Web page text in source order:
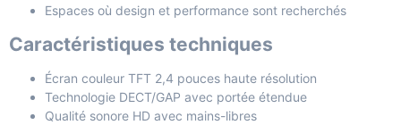
Espaces où design et performance sont recherchés
Caractéristiques techniques
Écran couleur TFT 2,4 pouces haute résolution
Technologie DECT/GAP avec portée étendue
Qualité sonore HD avec mains-libres